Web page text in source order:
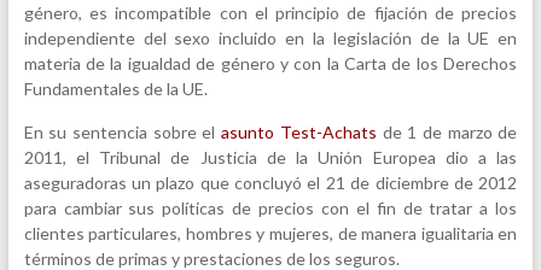
género, es incompatible con el principio de fijación de precios
independiente del sexo incluido en la legislación de la UE en
materia de la igualdad de género y con la Carta de los Derechos
Fundamentales de la UE.
En su sentencia sobre elasunto Test-Achats de 1 de marzo de
2011, el Tribunal de Justicia de la Unión Europea dio a las
aseguradoras un plazo que concluyó el 21 de diciembre de 2012
para cambiar sus políticas de precios con el fin de tratar a los
clientes particulares, hombres y mujeres, de manera igualitaria en
términos de primas y prestaciones de los seguros.